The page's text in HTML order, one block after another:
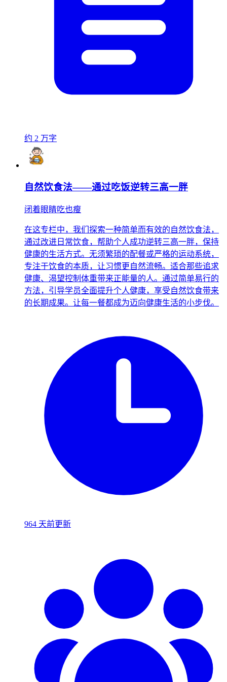
约 2 万字
自然饮食法——通过吃饭逆转三高一胖
闭着眼睛吃也瘦
在这专栏中，我们探索一种简单而有效的自然饮食法，
通过改进日常饮食，帮助个人成功逆转三高一胖，保持
健康的生活方式。无须繁琐的配餐或严格的运动系统，
专注于饮食的本质，让习惯更自然流畅。适合那些追求
健康、渴望控制体重带来正能量的人。通过简单易行的
方法，引导学员全面提升个人健康，享受自然饮食带来
的长期成果。让每一餐都成为迈向健康生活的小步伐。
964 天前更新